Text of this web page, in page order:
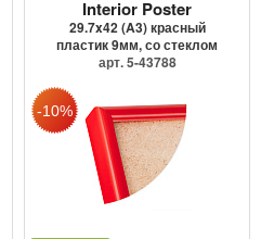
Interior Poster
29.7x42 (A3) красный
пластик 9мм, со стеклом
арт. 5-43788